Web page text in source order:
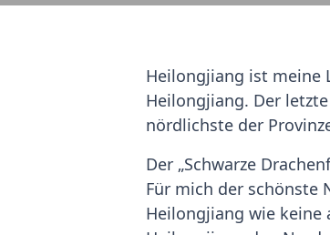
Heilongjiang ist meine
Heilongjiang. Der
nördlichste der
Der „Schwarze
Für mich der schönste
Heilongjiang wie keine